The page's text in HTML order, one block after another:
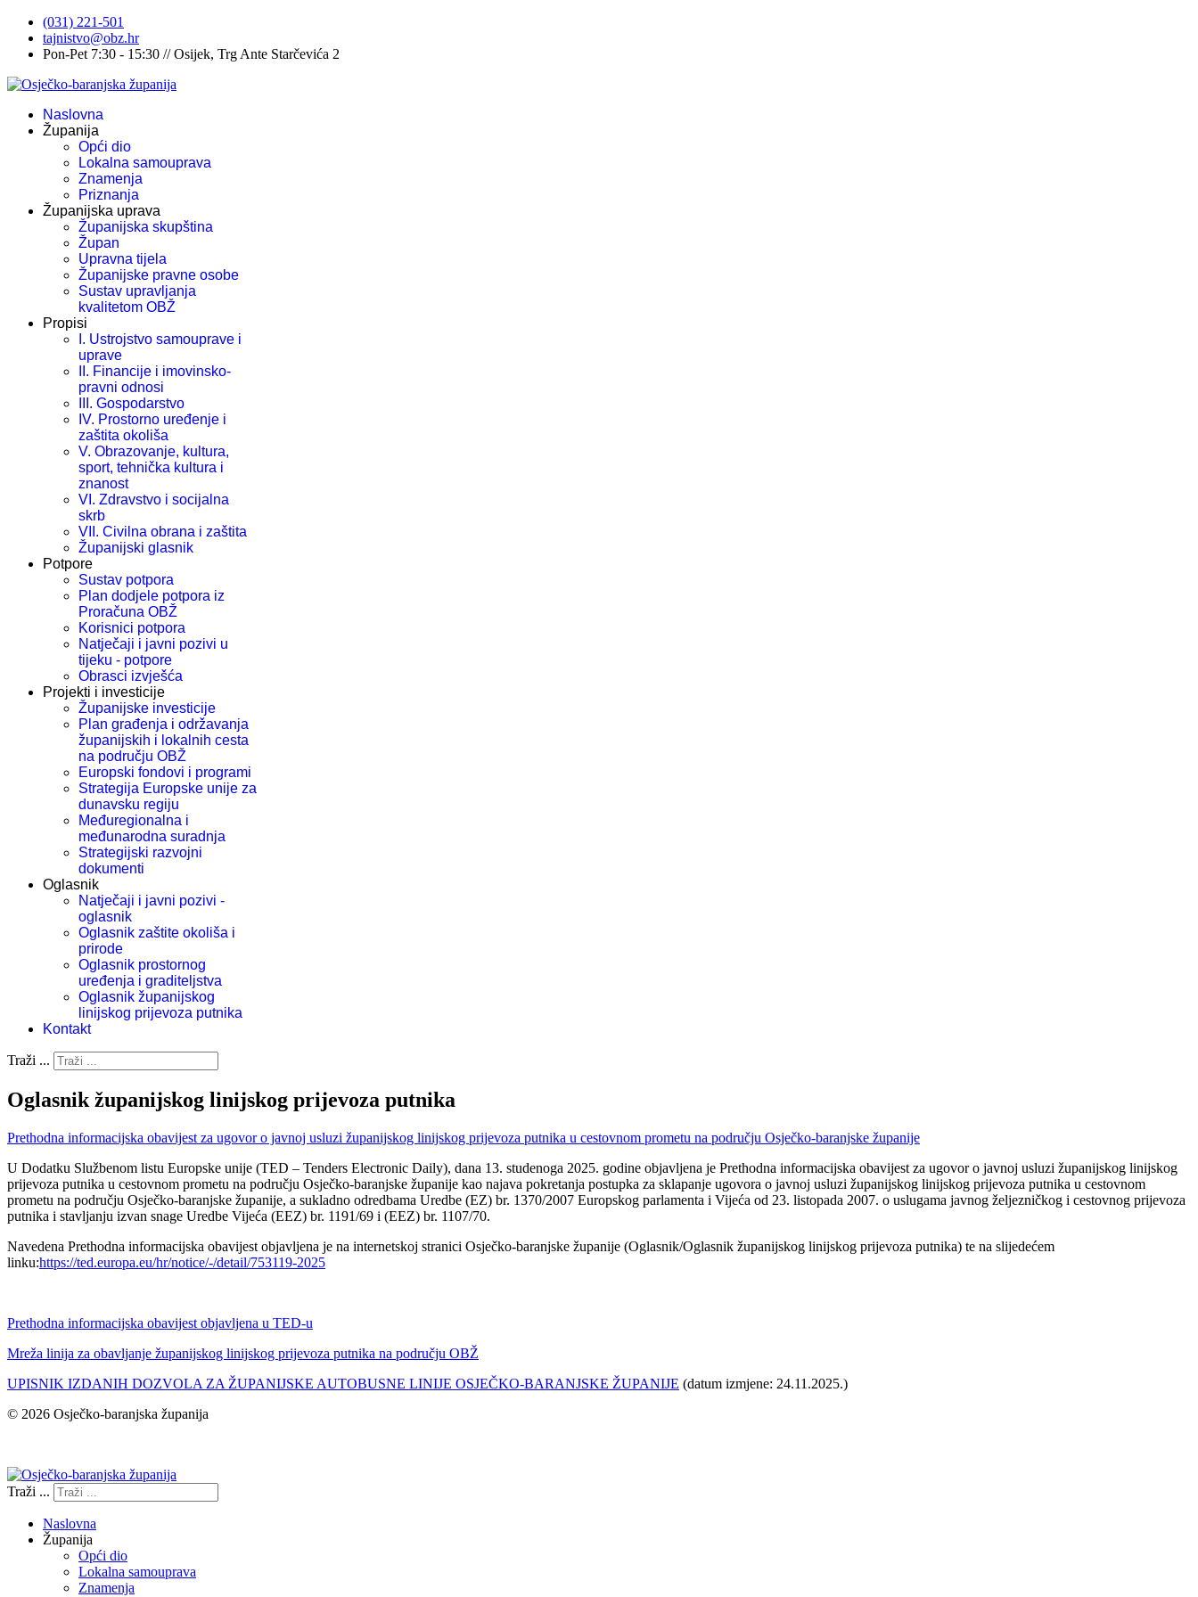
(031) 221-501
tajnistvo@obz.hr
Pon-Pet 7:30 - 15:30 // Osijek, Trg Ante Starčevića 2
Naslovna
Županija
Opći dio
Lokalna samouprava
Znamenja
Priznanja
Županijska uprava
Županijska skupština
Župan
Upravna tijela
Županijske pravne osobe
Sustav upravljanja
kvalitetom OBŽ
Propisi
I. Ustrojstvo samouprave i
uprave
II. Financije i imovinsko-
pravni odnosi
III. Gospodarstvo
IV. Prostorno uređenje i
zaštita okoliša
V. Obrazovanje, kultura,
sport, tehnička kultura i
znanost
VI. Zdravstvo i socijalna
skrb
VII. Civilna obrana i zaštita
Županijski glasnik
Potpore
Sustav potpora
Plan dodjele potpora iz
Proračuna OBŽ
Korisnici potpora
Natječaji i javni pozivi u
tijeku - potpore
Obrasci izvješća
Projekti i investicije
Županijske investicije
Plan građenja i održavanja
županijskih i lokalnih cesta
na području OBŽ
Europski fondovi i programi
Strategija Europske unije za
dunavsku regiju
Međuregionalna i
međunarodna suradnja
Strategijski razvojni
dokumenti
Oglasnik
Natječaji i javni pozivi -
oglasnik
Oglasnik zaštite okoliša i
prirode
Oglasnik prostornog
uređenja i graditeljstva
Oglasnik županijskog
linijskog prijevoza putnika
Kontakt
Traži ...
Oglasnik županijskog linijskog prijevoza putnika
Prethodna informacijska obavijest za ugovor o javnoj usluzi županijskog linijskog prijevoza putnika u cestovnom prometu na području Osječko-baranjske županije
U Dodatku Službenom listu Europske unije (TED – Tenders Electronic Daily), dana 13. studenoga 2025. godine objavljena je Prethodna informacijska obavijest za ugovor o javnoj usluzi županijskog linijskog
prijevoza putnika u cestovnom prometu na području Osječko-baranjske županije kao najava pokretanja postupka za sklapanje ugovora o javnoj usluzi županijskog linijskog prijevoza putnika u cestovnom
prometu na području Osječko-baranjske županije, a sukladno odredbama Uredbe (EZ) br. 1370/2007 Europskog parlamenta i Vijeća od 23. listopada 2007. o uslugama javnog željezničkog i cestovnog prijevoza
putnika i stavljanju izvan snage Uredbe Vijeća (EEZ) br. 1191/69 i (EEZ) br. 1107/70.
Navedena Prethodna informacijska obavijest objavljena je na internetskoj stranici Osječko-baranjske županije (Oglasnik/Oglasnik županijskog linijskog prijevoza putnika) te na slijedećem
linku:https://ted.europa.eu/hr/notice/-/detail/753119-2025
Prethodna informacijska obavijest objavljena u TED-u
Mreža linija za obavljanje županijskog linijskog prijevoza putnika na području OBŽ
UPISNIK IZDANIH DOZVOLA ZA ŽUPANIJSKE AUTOBUSNE LINIJE OSJEČKO-BARANJSKE ŽUPANIJE (datum izmjene: 24.11.2025.)
© 2026 Osječko-baranjska županija
Traži ...
Naslovna
Županija
Opći dio
Lokalna samouprava
Znamenja